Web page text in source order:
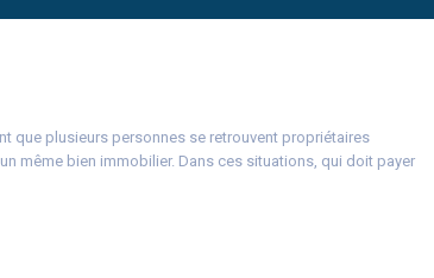
que plusieurs personnes se retrouvent propriétaires
même bien immobilier. Dans ces situations, qui doit payer